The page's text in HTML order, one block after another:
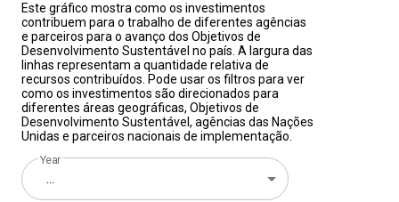
Este gráfico mostra como os investimentos
contribuem para o trabalho de diferentes agências
e parceiros para o avanço dos Objetivos de
Desenvolvimento Sustentável no país. A largura das
linhas representam a quantidade relativa de
recursos contribuídos. Pode usar os filtros para ver
como os investimentos são direcionados para
diferentes áreas geográficas, Objetivos de
Desenvolvimento Sustentável, agências das Nações
Unidas e parceiros nacionais de implementação.
Year
...